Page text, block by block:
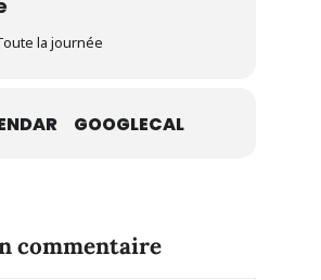
la journée
GOOGLECAL
commentaire